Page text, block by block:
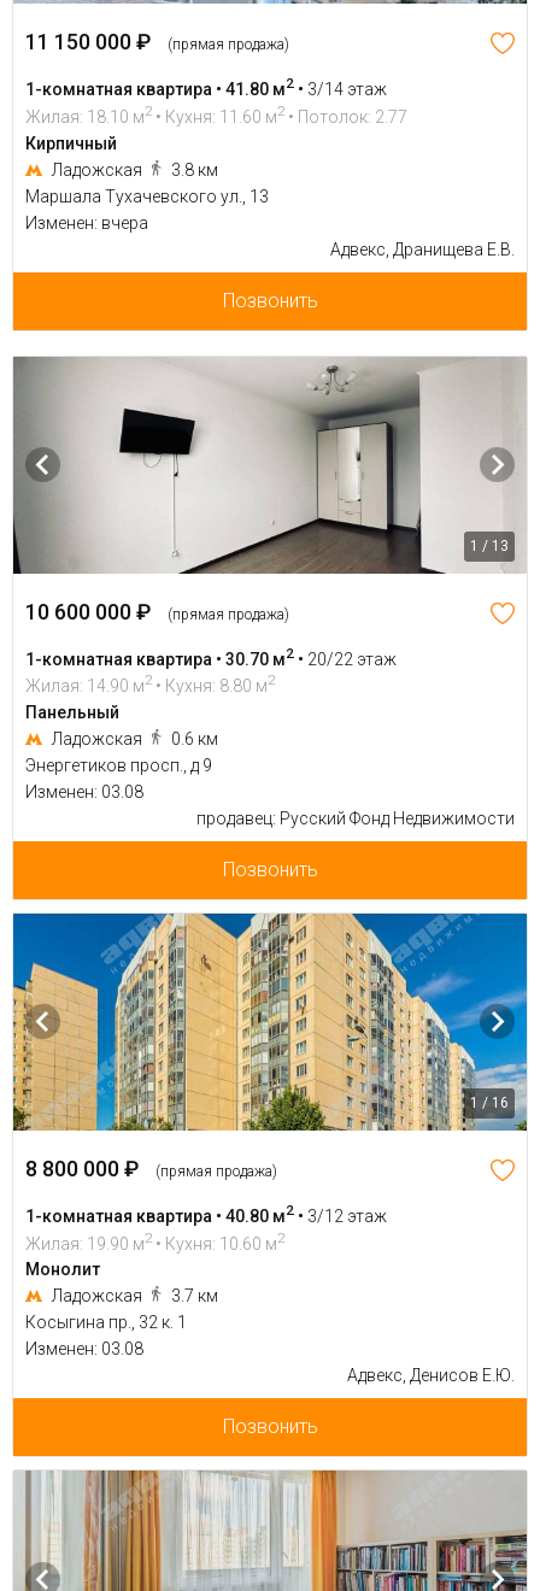
11 150 000 ₽ (прямая продажа)
1-комнатная квартира • 41.80 м2 • 3/14 этаж
Жилая: 18.10 м2 • Кухня: 11.60 м2 • Потолок: 2.77
Кирпичный
Ладожская
3.8 км
Маршала Тухачевского ул., 13
Изменен: вчера
Адвекс, Дранищева Е.В.
Позвонить
1 / 13
10 600 000 ₽ (прямая продажа)
1-комнатная квартира • 30.70 м2 • 20/22 этаж
Жилая: 14.90 м2 • Кухня: 8.80 м2
Панельный
Ладожская
0.6 км
Энергетиков просп., д 9
Изменен: 03.08
продавец: Русский Фонд Недвижимости
Позвонить
1 / 16
8 800 000 ₽ (прямая продажа)
1-комнатная квартира • 40.80 м2 • 3/12 этаж
Жилая: 19.90 м2 • Кухня: 10.60 м2
Монолит
Ладожская
3.7 км
Косыгина пр., 32 к. 1
Изменен: 03.08
Адвекс, Денисов Е.Ю.
Позвонить